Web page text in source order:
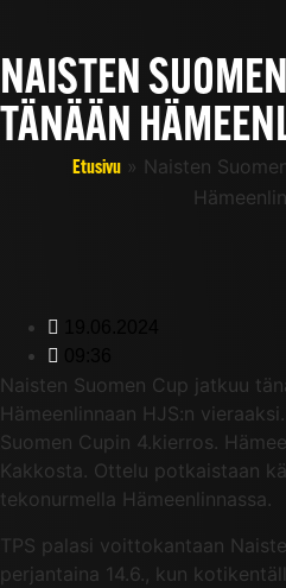
NAISTEN
TÄNÄÄN
Etusivu » Naisten
Naisten Suomen Cup jatkuu
Hämeenlinnaan HJS:n
Suomen Cupin 4.kierros.
Kakkosta. Ottelu potkaistaan
tekonurmella Hämeenlinnassa.
TPS palasi voittokantaan
perjantaina 14.6., kun